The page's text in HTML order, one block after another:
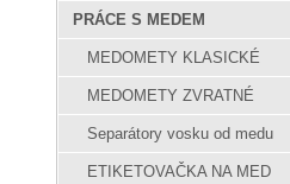
PRÁCE S MEDEM
MEDOMETY KLASICKÉ
MEDOMETY ZVRATNÉ
Separátory vosku od medu
ETIKETOVAČKA NA MED